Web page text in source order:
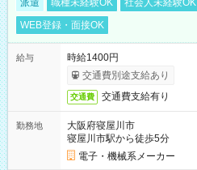
派遣 職種未経験OK 社会人未経験OK
WEB登録・面接OK
給与
時給1400円
交通費別途支給あり
交通費 交通費支給有り
勤務地
大阪府寝屋川市
寝屋川市駅から徒歩5分
電子・機械系メーカー